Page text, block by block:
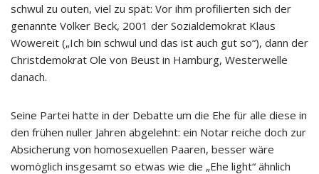
schwul zu outen, viel zu spät: Vor ihm profilierten sich der
genannte Volker Beck, 2001 der Sozialdemokrat Klaus
Wowereit („Ich bin schwul und das ist auch gut so“), dann der
Christdemokrat Ole von Beust in Hamburg, Westerwelle
danach.
Seine Partei hatte in der Debatte um die Ehe für alle diese in
den frühen nuller Jahren abgelehnt: ein Notar reiche doch zur
Absicherung von homosexuellen Paaren, besser wäre
womöglich insgesamt so etwas wie die „Ehe light“ ähnlich